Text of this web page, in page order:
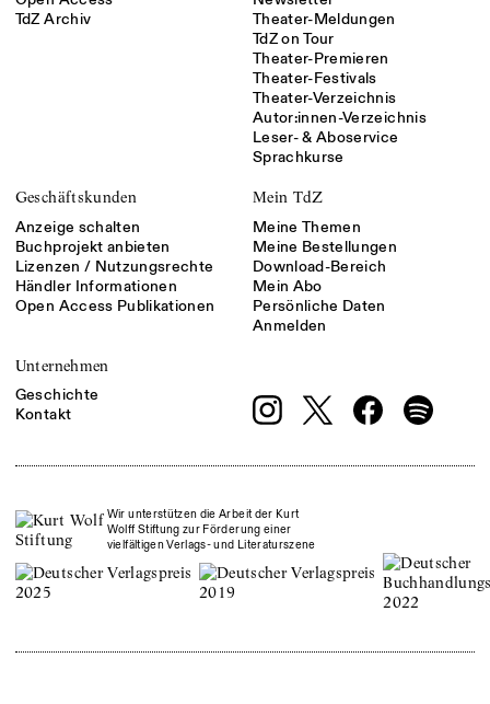
TdZ Archiv
Theater-Meldungen
TdZ on Tour
Theater-Premieren
Theater-Festivals
Theater-Verzeichnis
Autor:innen-Verzeichnis
Leser- & Aboservice
Sprachkurse
Geschäftskunden
Anzeige schalten
Buchprojekt anbieten
Lizenzen / Nutzungsrechte
Händler Informationen
Open Access Publikationen
Mein TdZ
Meine Themen
Meine Bestellungen
Download-Bereich
Mein Abo
Persönliche Daten
Anmelden
Unternehmen
Geschichte
Kontakt
Wir unterstützen die Arbeit der Kurt
Wolff Stiftung zur Förderung einer
vielfältigen Verlags- und Literaturszene